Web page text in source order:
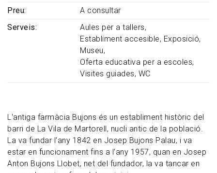
L'antiga farmàcia Bujons és un establiment històric del
barri de La Vila de Martorell, nucli antic de la població.
La va fundar l'any 1842 en Josep Bujons Palau, i va
estar en funcionament fins a l'any 1957, quan en Josep
Anton Bujons Llobet, net del fundador, la va tancar en
Preu
A consultar
Serveis
Aules per a tallers
Establiment accesible
Exposició
Museu
Oferta educativa per a escoles
Visites guiades WC